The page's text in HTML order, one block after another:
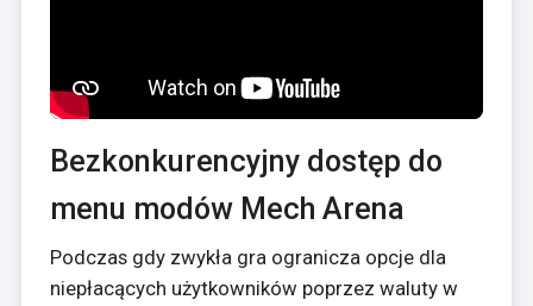
Bezkonkurencyjny dostęp do
menu modów Mech Arena
Podczas gdy zwykła gra ogranicza opcje dla
niepłacących użytkowników poprzez waluty w